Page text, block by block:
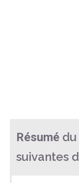
Résumé
suivantes